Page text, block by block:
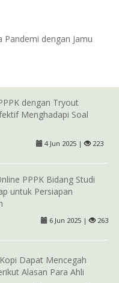
Pandemi dengan Jamu
dengan Tryout
Menghadapi Soal
4 Jun 2025 | 223
PPPK Bidang Studi
untuk Persiapan
6 Jun 2025 | 263
Dapat Mencegah
Alasan Para Ahli